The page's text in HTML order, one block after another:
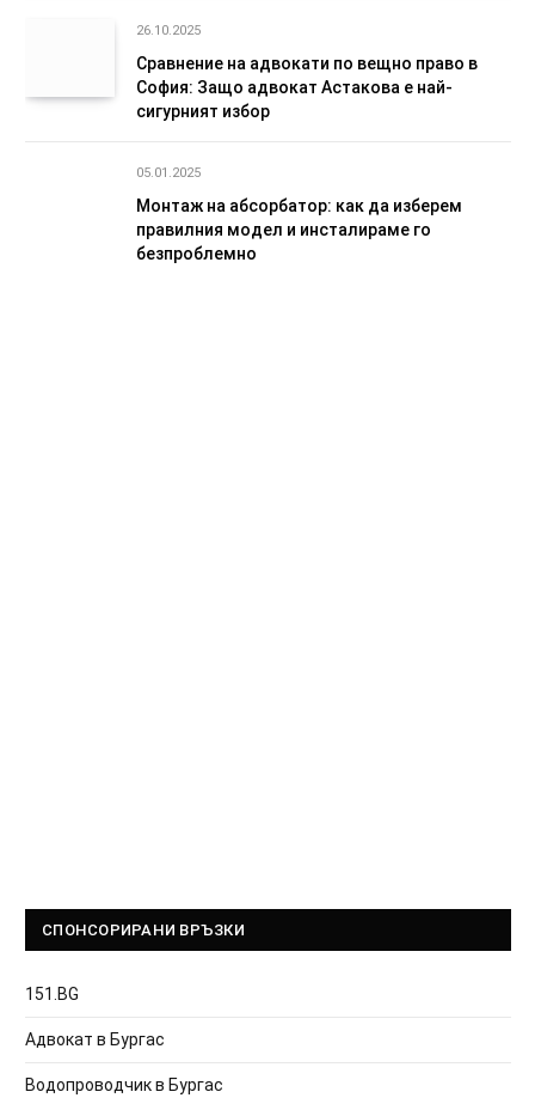
26.10.2025
Сравнение на адвокати по вещно право в
София: Защо адвокат Астакова е най-
сигурният избор
05.01.2025
Монтаж на абсорбатор: как да изберем
правилния модел и инсталираме го
безпроблемно
СПОНСОРИРАНИ ВРЪЗКИ
151.BG
Адвокат в Бургас
Водопроводчик в Бургас